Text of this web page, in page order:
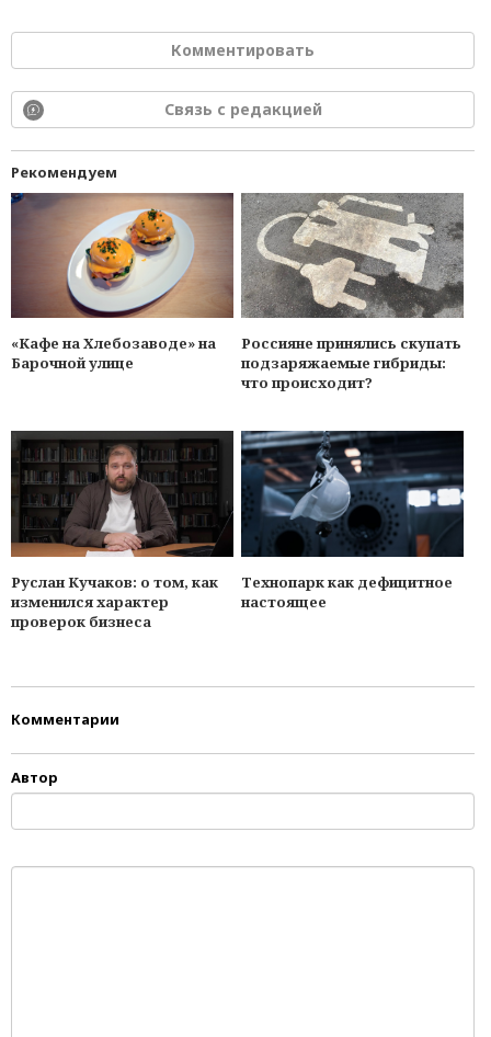
Комментировать
Связь с редакцией
Рекомендуем
«Кафе на Хлебозаводе» на
Барочной улице
Россияне принялись скупать
подзаряжаемые гибриды:
что происходит?
Руслан Кучаков: о том, как
изменился характер
проверок бизнеса
Технопарк как дефицитное
настоящее
Комментарии
Автор